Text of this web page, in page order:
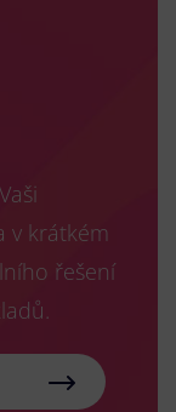
v krátkém
řešení